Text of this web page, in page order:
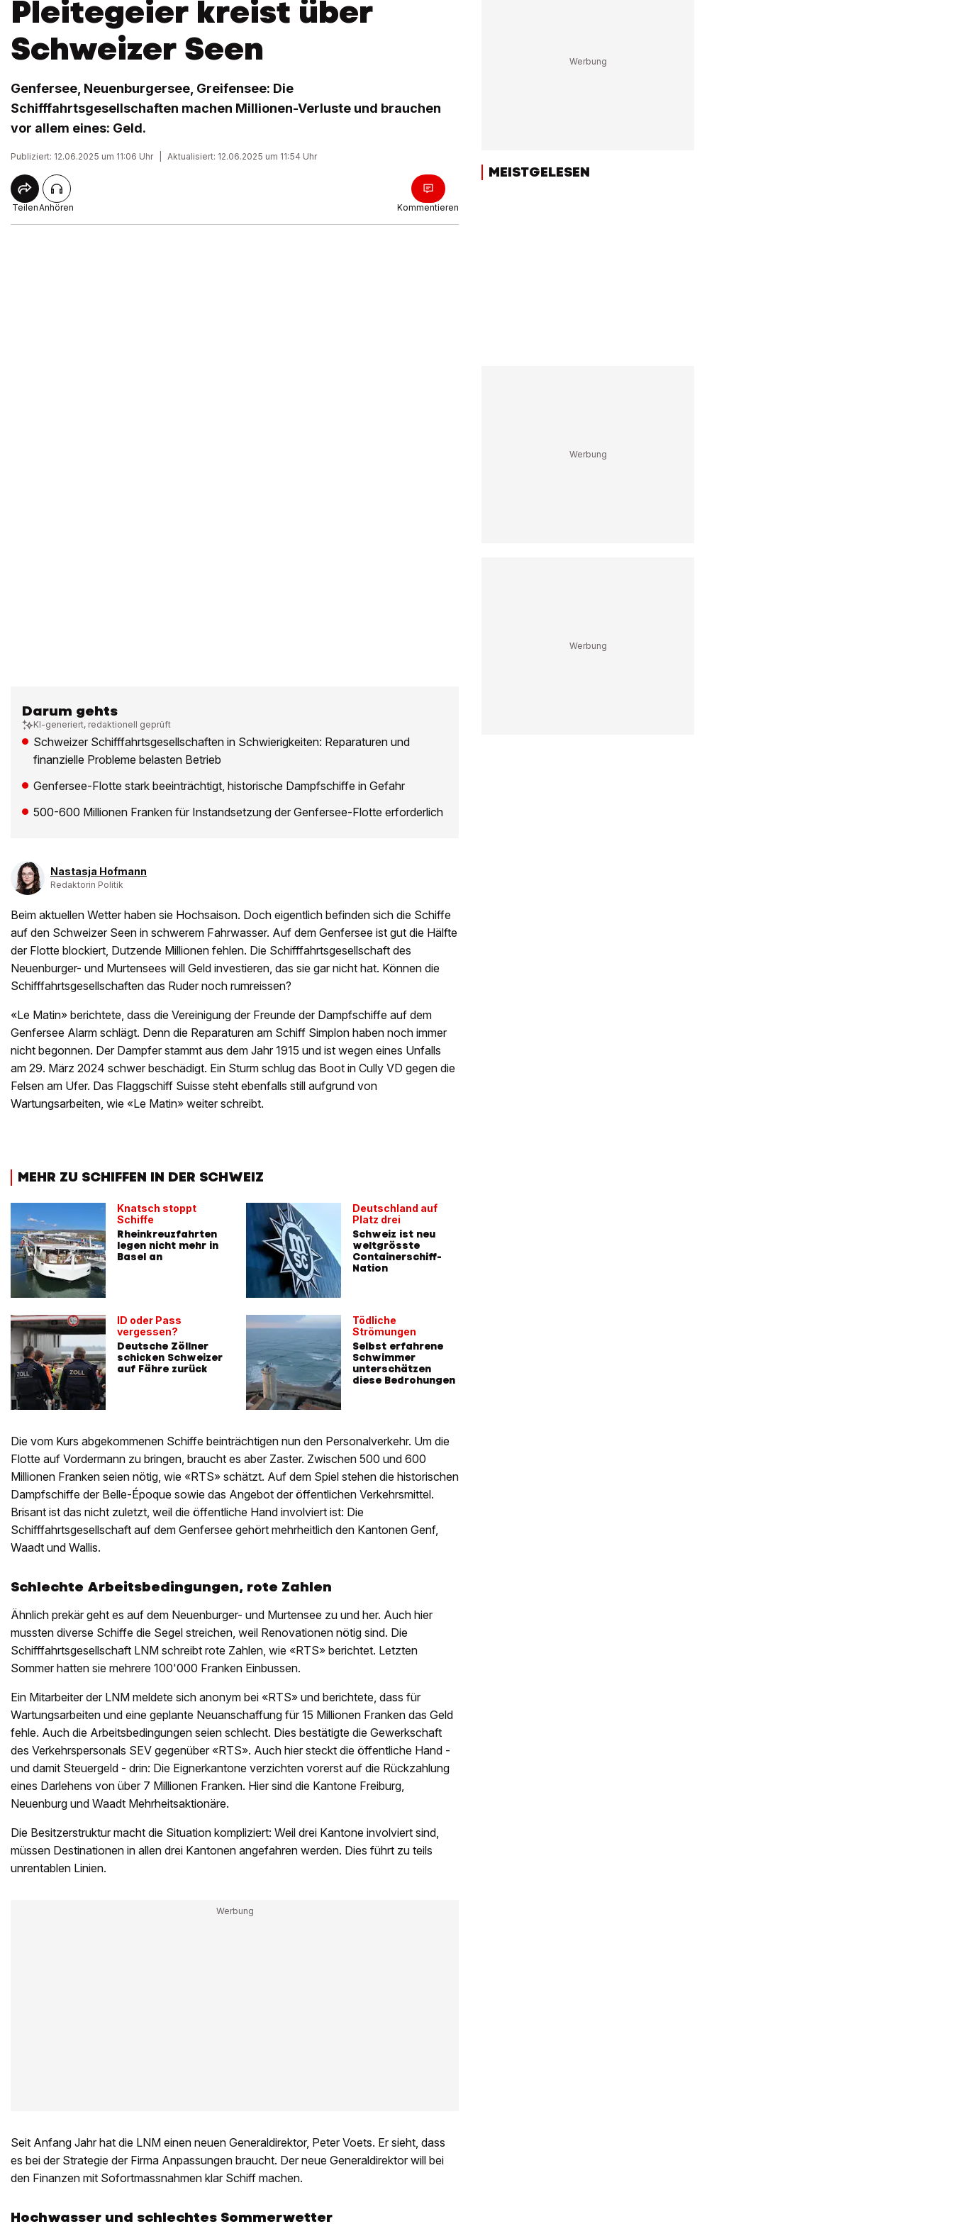
Pleitegeier kreist über
Schweizer Seen
Genfersee, Neuenburgersee, Greifensee: Die
Schifffahrtsgesellschaften machen Millionen-Verluste und brauchen
vor allem eines: Geld.
Publiziert: 12.06.2025 um 11:06 Uhr Aktualisiert: 12.06.2025 um 11:54 Uhr
TeilenAnhören Kommentieren
Darum gehts
KI-generiert, redaktionell geprüft
Schweizer Schifffahrtsgesellschaften in Schwierigkeiten: Reparaturen und
finanzielle Probleme belasten Betrieb
Genfersee-Flotte stark beeinträchtigt, historische Dampfschiffe in Gefahr
500-600 Millionen Franken für Instandsetzung der Genfersee-Flotte erforderlich
Nastasja Hofmann
Redaktorin Politik
Beim aktuellen Wetter haben sie Hochsaison. Doch eigentlich befinden sich die Schiffe
auf den Schweizer Seen in schwerem Fahrwasser. Auf dem Genfersee ist gut die Hälfte
der Flotte blockiert, Dutzende Millionen fehlen. Die Schifffahrtsgesellschaft des
Neuenburger- und Murtensees will Geld investieren, das sie gar nicht hat. Können die
Schifffahrtsgesellschaften das Ruder noch rumreissen?
«Le Matin» berichtete, dass die Vereinigung der Freunde der Dampfschiffe auf dem
Genfersee Alarm schlägt. Denn die Reparaturen am Schiff Simplon haben noch immer
nicht begonnen. Der Dampfer stammt aus dem Jahr 1915 und ist wegen eines Unfalls
am 29. März 2024 schwer beschädigt. Ein Sturm schlug das Boot in Cully VD gegen die
Felsen am Ufer. Das Flaggschiff Suisse steht ebenfalls still aufgrund von
Wartungsarbeiten, wie «Le Matin» weiter schreibt.
MEHR ZU SCHIFFEN IN DER SCHWEIZ
Knatsch stoppt
Schiffe
Rheinkreuzfahrten
legen nicht mehr in
Basel an
ID oder Pass
vergessen?
Deutsche Zöllner
schicken Schweizer
auf Fähre zurück
Deutschland auf
Platz drei
Schweiz ist neu
weltgrösste
Containerschiff-
Nation
Tödliche
Strömungen
Selbst erfahrene
Schwimmer
unterschätzen
diese Bedrohungen
Die vom Kurs abgekommenen Schiffe beinträchtigen nun den Personalverkehr. Um die
Flotte auf Vordermann zu bringen, braucht es aber Zaster. Zwischen 500 und 600
Millionen Franken seien nötig, wie «RTS» schätzt. Auf dem Spiel stehen die historischen
Dampfschiffe der Belle-Époque sowie das Angebot der öffentlichen Verkehrsmittel.
Brisant ist das nicht zuletzt, weil die öffentliche Hand involviert ist: Die
Schifffahrtsgesellschaft auf dem Genfersee gehört mehrheitlich den Kantonen Genf,
Waadt und Wallis.
Schlechte Arbeitsbedingungen, rote Zahlen
Ähnlich prekär geht es auf dem Neuenburger- und Murtensee zu und her. Auch hier
mussten diverse Schiffe die Segel streichen, weil Renovationen nötig sind. Die
Schifffahrtsgesellschaft LNM schreibt rote Zahlen, wie «RTS» berichtet. Letzten
Sommer hatten sie mehrere 100'000 Franken Einbussen.
Ein Mitarbeiter der LNM meldete sich anonym bei «RTS» und berichtete, dass für
Wartungsarbeiten und eine geplante Neuanschaffung für 15 Millionen Franken das Geld
fehle. Auch die Arbeitsbedingungen seien schlecht. Dies bestätigte die Gewerkschaft
des Verkehrspersonals SEV gegenüber «RTS». Auch hier steckt die öffentliche Hand -
und damit Steuergeld - drin: Die Eignerkantone verzichten vorerst auf die Rückzahlung
eines Darlehens von über 7 Millionen Franken. Hier sind die Kantone Freiburg,
Neuenburg und Waadt Mehrheitsaktionäre.
Die Besitzerstruktur macht die Situation kompliziert: Weil drei Kantone involviert sind,
müssen Destinationen in allen drei Kantonen angefahren werden. Dies führt zu teils
unrentablen Linien.
Seit Anfang Jahr hat die LNM einen neuen Generaldirektor, Peter Voets. Er sieht, dass
es bei der Strategie der Firma Anpassungen braucht. Der neue Generaldirektor will bei
den Finanzen mit Sofortmassnahmen klar Schiff machen.
Hochwasser und schlechtes Sommerwetter
MEISTGELESEN